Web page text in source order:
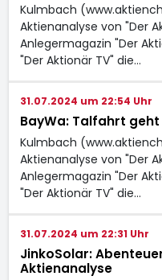
Kulmbach
Aktienanalyse von "Der
Anlegermagazin "Der
"Der Aktionär TV" die…
31.07.2024 um 22:54 Uhr
BayWa: Talfahrt
Kulmbach
Aktienanalyse von "Der
Anlegermagazin "Der
"Der Aktionär TV" die…
31.07.2024 um 22:31 Uhr
JinkoSolar:
Aktienanalyse